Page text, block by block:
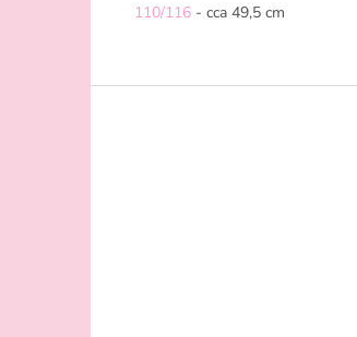
110/116 - cca 49,5 cm